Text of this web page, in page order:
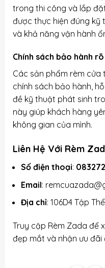
trong thi công và lắp
được thực hiện đúng kỹ
và khả năng vận hành
Chính sách bảo hành
Các sản phẩm rèm cửa
chính sách bảo hành,
đề kỹ thuật phát sinh
này giúp khách hàng
không gian của mình.
Liên Hệ Với Rèm
Số điện thoại:
Email:
Địa chỉ: 106D4 Tập
Truy cập Rèm Zada để
đẹp mắt và nhận ưu